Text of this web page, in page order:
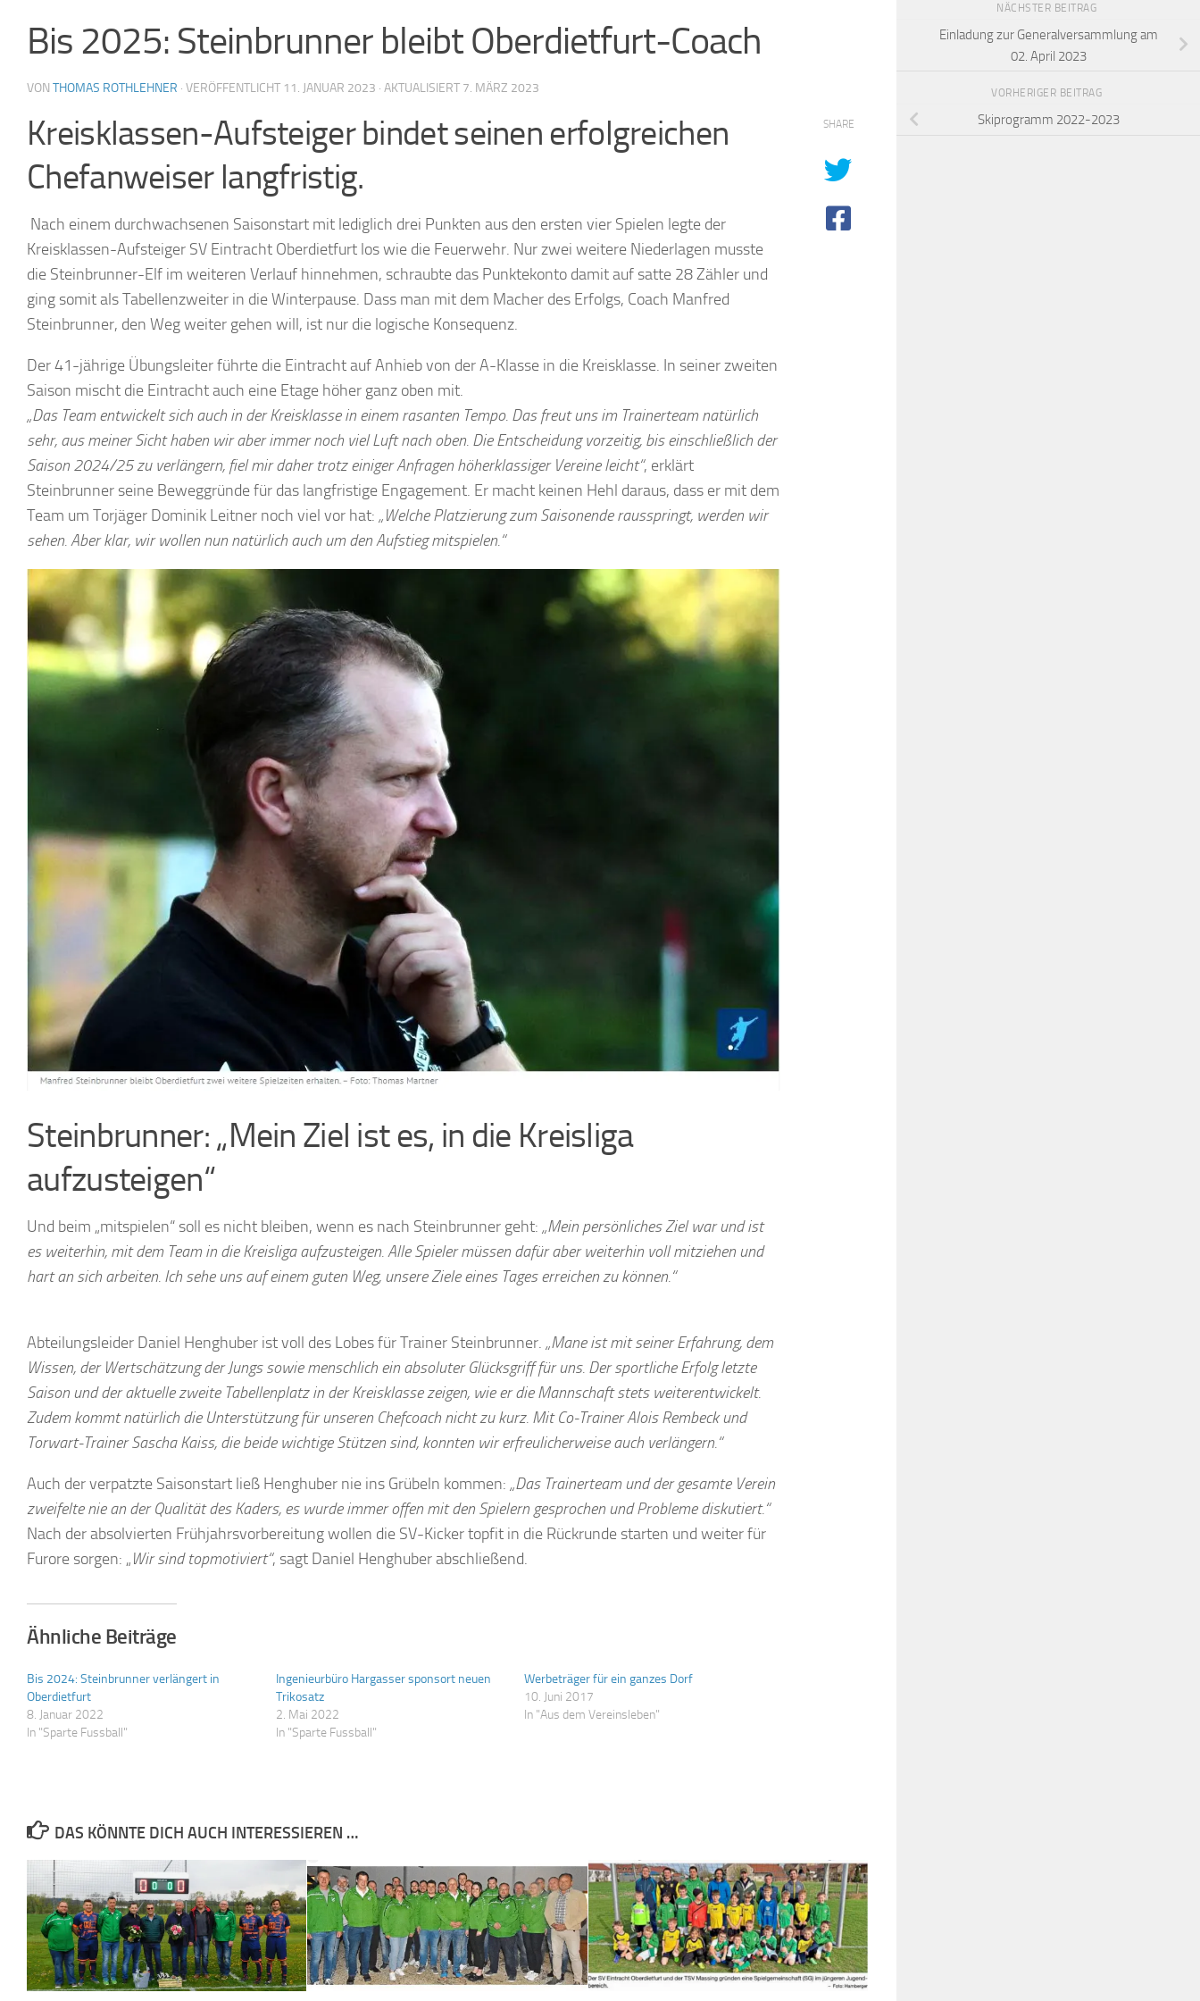
Bis 2025: Steinbrunner bleibt Oberdietfurt-Coach
VON THOMAS ROTHLEHNER · VERÖFFENTLICHT 11. JANUAR 2023 · AKTUALISIERT 7. MÄRZ 2023
Kreisklassen-Aufsteiger bindet seinen erfolgreichen
Chefanweiser langfristig.
Nach einem durchwachsenen Saisonstart mit lediglich drei Punkten aus den ersten vier Spielen legte der
Kreisklassen-Aufsteiger SV Eintracht Oberdietfurt los wie die Feuerwehr. Nur zwei weitere Niederlagen musste
die Steinbrunner-Elf im weiteren Verlauf hinnehmen, schraubte das Punktekonto damit auf satte 28 Zähler und
ging somit als Tabellenzweiter in die Winterpause. Dass man mit dem Macher des Erfolgs, Coach Manfred
Steinbrunner, den Weg weiter gehen will, ist nur die logische Konsequenz.
Der 41-jährige Übungsleiter führte die Eintracht auf Anhieb von der A-Klasse in die Kreisklasse. In seiner zweiten
Saison mischt die Eintracht auch eine Etage höher ganz oben mit.
„Das Team entwickelt sich auch in der Kreisklasse in einem rasanten Tempo. Das freut uns im Trainerteam natürlich
sehr, aus meiner Sicht haben wir aber immer noch viel Luft nach oben. Die Entscheidung vorzeitig, bis einschließlich der
Saison 2024/25 zu verlängern, fiel mir daher trotz einiger Anfragen höherklassiger Vereine leicht“, erklärt
Steinbrunner seine Beweggründe für das langfristige Engagement. Er macht keinen Hehl daraus, dass er mit dem
Team um Torjäger Dominik Leitner noch viel vor hat: „Welche Platzierung zum Saisonende rausspringt, werden wir
sehen. Aber klar, wir wollen nun natürlich auch um den Aufstieg mitspielen.“
Steinbrunner: „Mein Ziel ist es, in die Kreisliga
aufzusteigen“
Und beim „mitspielen“ soll es nicht bleiben, wenn es nach Steinbrunner geht: „Mein persönliches Ziel war und ist
es weiterhin, mit dem Team in die Kreisliga aufzusteigen. Alle Spieler müssen dafür aber weiterhin voll mitziehen und
hart an sich arbeiten. Ich sehe uns auf einem guten Weg, unsere Ziele eines Tages erreichen zu können.“
Abteilungsleider Daniel Henghuber ist voll des Lobes für Trainer Steinbrunner. „Mane ist mit seiner Erfahrung, dem
Wissen, der Wertschätzung der Jungs sowie menschlich ein absoluter Glücksgriff für uns. Der sportliche Erfolg letzte
Saison und der aktuelle zweite Tabellenplatz in der Kreisklasse zeigen, wie er die Mannschaft stets weiterentwickelt.
Zudem kommt natürlich die Unterstützung für unseren Chefcoach nicht zu kurz. Mit Co-Trainer Alois Rembeck und
Torwart-Trainer Sascha Kaiss, die beide wichtige Stützen sind, konnten wir erfreulicherweise auch verlängern.“
Auch der verpatzte Saisonstart ließ Henghuber nie ins Grübeln kommen: „Das Trainerteam und der gesamte Verein
zweifelte nie an der Qualität des Kaders, es wurde immer offen mit den Spielern gesprochen und Probleme diskutiert.“
Nach der absolvierten Frühjahrsvorbereitung wollen die SV-Kicker topfit in die Rückrunde starten und weiter für
Furore sorgen: „Wir sind topmotiviert“, sagt Daniel Henghuber abschließend.
Ähnliche Beiträge
Bis 2024: Steinbrunner verlängert in
Oberdietfurt
8. Januar 2022
In "Sparte Fussball"
Ingenieurbüro Hargasser sponsort neuen
Trikosatz
2. Mai 2022
In "Sparte Fussball"
Werbeträger für ein ganzes Dorf
10. Juni 2017
In "Aus dem Vereinsleben"
SHARE
DAS KÖNNTE DICH AUCH INTERESSIEREN …
NÄCHSTER BEITRAG
Einladung zur Generalversammlung am
02. April 2023
VORHERIGER BEITRAG
Skiprogramm 2022-2023